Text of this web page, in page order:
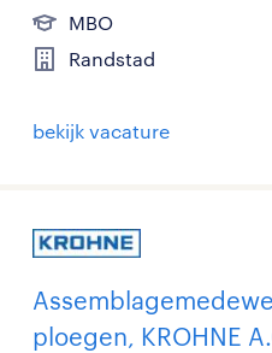
MBO
Randstad
bekijk vacature
ploegen, KROHNE